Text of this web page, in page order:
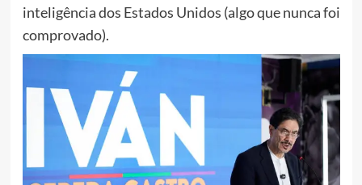
inteligência dos Estados Unidos (algo que nunca foi
comprovado).